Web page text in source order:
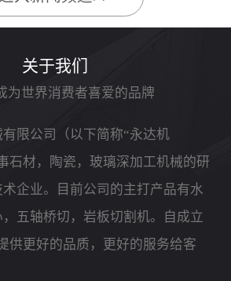
关于我们
为世界消费者喜爱的品牌
限公司（以下简称“永达机
石材，陶瓷，玻璃深加工机械的研
企业。目前公司的主打产品有水
，五轴桥切，岩板切割机。自成立
供更好的品质，更好的服务给客